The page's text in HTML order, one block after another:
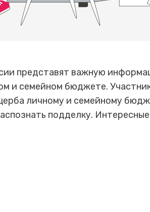
представят важную
и семейном бюджете.
личному и семейному
подделку.